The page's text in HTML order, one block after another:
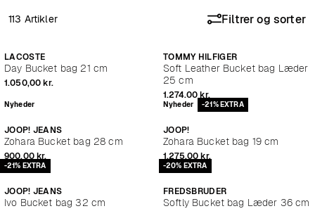
113 Artikler Filtrer og sorter
LACOSTE
Day Bucket bag 21 cm
1.050,00 kr.
TOMMY HILFIGER
Soft Leather Bucket bag Læder
25 cm
1.274,00 kr.
Nyheder
JOOP! JEANS
Zohara Bucket bag 28 cm
900,00 kr.
Nyheder -21% EXTRA
JOOP!
Zohara Bucket bag 19 cm
1.275,00 kr.
-21% EXTRA
JOOP! JEANS
Ivo Bucket bag 32 cm
-20% EXTRA
FREDSBRUDER
Softly Bucket bag Læder 36 cm